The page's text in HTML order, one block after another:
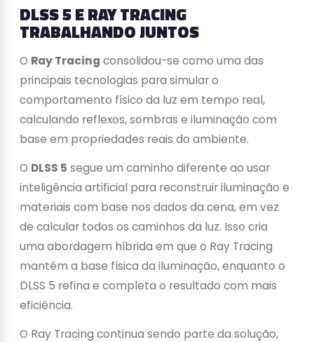
DLSS 5 E RAY TRACING
TRABALHANDO JUNTOS
O Ray Tracing consolidou-se como uma das
principais tecnologias para simular o
comportamento físico da luz em tempo real,
calculando reflexos, sombras e iluminação com
base em propriedades reais do ambiente.
O DLSS 5 segue um caminho diferente ao usar
inteligência artificial para reconstruir iluminação e
materiais com base nos dados da cena, em vez
de calcular todos os caminhos da luz. Isso cria
uma abordagem híbrida em que o Ray Tracing
mantém a base física da iluminação, enquanto o
DLSS 5 refina e completa o resultado com mais
eficiência.
O Ray Tracing continua sendo parte da solução,